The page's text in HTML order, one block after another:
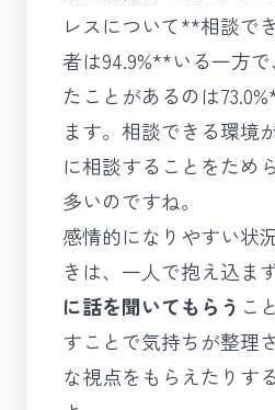
レスについて**相談で
者は94.9%**いる一方
たことがあるのは
ます。相談できる環境
に相談することをため
多いのですね。
感情的になりやすい状
きは、一人で抱え込ま
に話を聞いてもらう こ
すことで気持ちが整理
な視点をもらえたりす